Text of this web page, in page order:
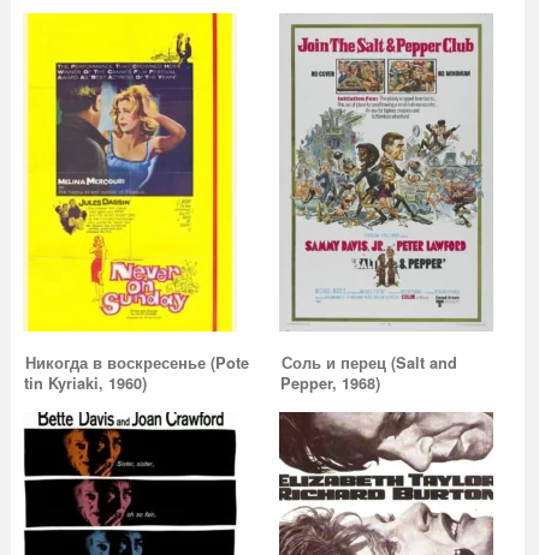
Никогда в воскресенье (Pote
tin Kyriaki, 1960)
Соль и перец (Salt and
Pepper, 1968)